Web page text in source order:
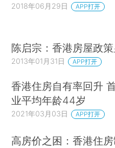
2018年06月29日 APP打开
陈启宗：香港房屋政
2013年01月31日 APP打开
香港住房自有率回升
业平均年龄44岁
2021年03月03日 APP打开
高房价之困：香港住